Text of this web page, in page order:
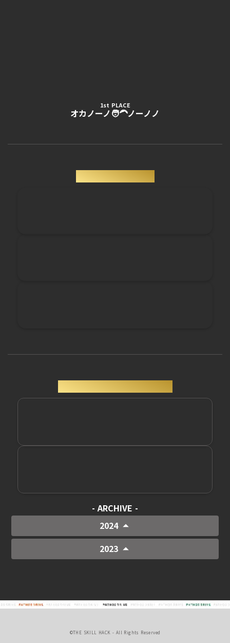
1st PLACE
オカノーノ🧑‍🦱ノーノノ
ALL RESULTS
JUDGES COMMENT
- ARCHIVE -
2024arrow_drop_up
あらゆる内容を運営で協議した結果、大会としての公平性を期すため、上記の形を取らせ
2023 arrow_drop_up
©THE SKILL HACK - All Rights Reserved